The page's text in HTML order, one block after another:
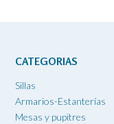
CATEGORIAS
Sillas
Armarios-Estanterías
Mesas y pupitres